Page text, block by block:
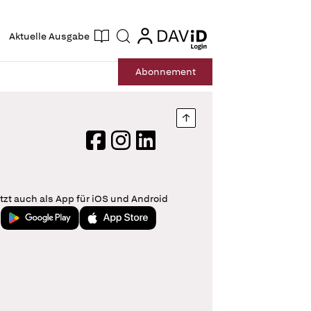
Aktuelle Ausgabe Suche login
login
Abonnement
Nach oben springen
FacebookInstagram
LinkedIn
auch als App für iOS und Android
Jetzt bei Google PlayLaden im App Store